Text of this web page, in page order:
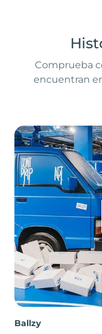
Comprueba
encuentran
Ballzy